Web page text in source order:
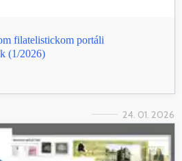
filatelistickom portáli
(1/2026)
24. 01. 2026